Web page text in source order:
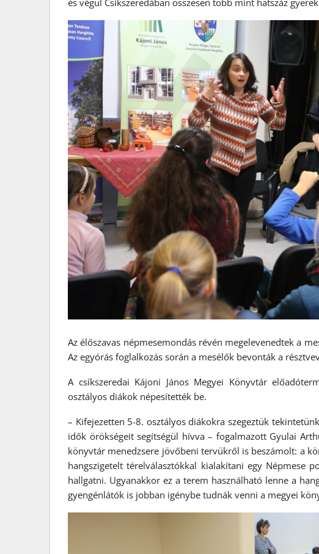
és végül Csíkszeredában összesen több mint hatszáz
Az élőszavas népmesemondás révén megelevenedtek a
Az egyórás foglalkozás során a mesélők bevonták a
A csíkszeredai Kájoni János Megyei Könyvtár
osztályos diákok népesítették be.
– Kifejezetten 5-8. osztályos diákokra szegeztük
idők örökségeit segítségül hívva – fogalmazott Gyulai
könyvtár menedzsere jövőbeni tervükről is beszámolt: a
hangszigetelt térelválasztókkal kialakítani egy Népmese
hallgatni. Ugyanakkor ez a terem használható lenne a
gyengénlátók is jobban igénybe tudnák venni a megyei